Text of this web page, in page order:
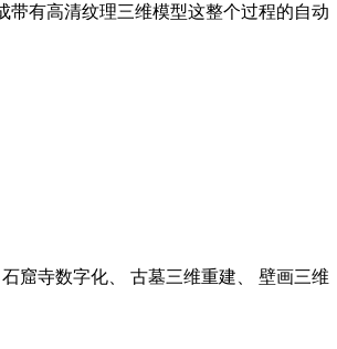
有高清纹理三维模型这整个过程的自动
窟寺数字化、 古墓三维重建、 壁画三维